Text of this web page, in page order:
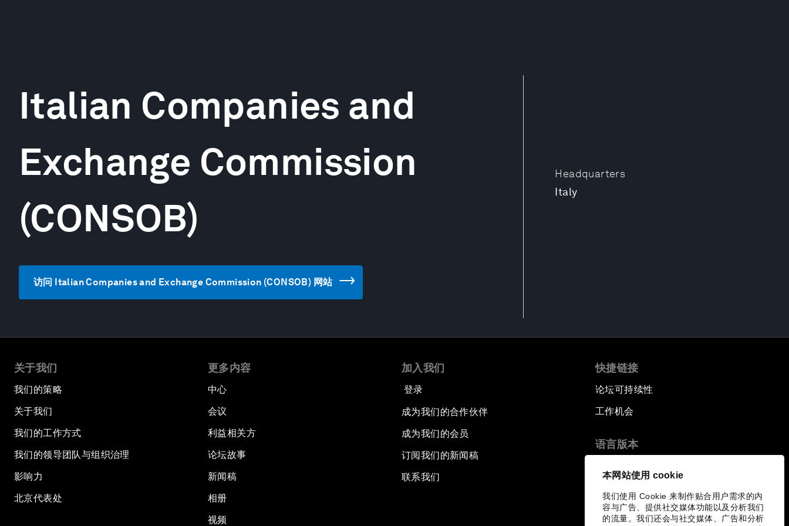
本网站使用 cookie
我们使用 Cookie 来制作贴合用户需求的内
容与广告、提供社交媒体功能以及分析我们
的流量。我们还会与社交媒体、广告和分析
Headquarters
Italy
Italian Companies and
Exchange Commission
(CONSOB)
访问 Italian Companies and Exchange Commission (CONSOB) 网站
关于我们
我们的策略
关于我们
我们的工作方式
我们的领导团队与组织治理
影响力
北京代表处
更多内容
中心
会议
利益相关方
论坛故事
新闻稿
相册
视频
加入我们
登录
成为我们的合作伙伴
成为我们的会员
订阅我们的新闻稿
联系我们
快捷链接
论坛可持续性
工作机会
语言版本